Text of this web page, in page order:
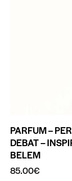
PARFUM –
DEBAT –
BELEM
85.00€